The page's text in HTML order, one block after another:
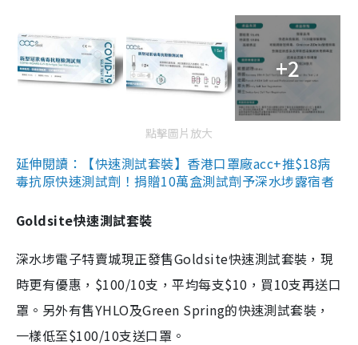
+2
點擊圖片放大
延伸閱讀：【快速測試套裝】香港口罩廠acc+推$18病
毒抗原快速測試劑！捐贈10萬盒測試劑予深水埗露宿者
Goldsite快速測試套裝
深水埗電子特賣城現正發售Goldsite快速測試套裝，現
時更有優惠，$100/10支，平均每支$10，買10支再送口
罩。另外有售YHLO及Green Spring的快速測試套裝，
一樣低至$100/10支送口罩。